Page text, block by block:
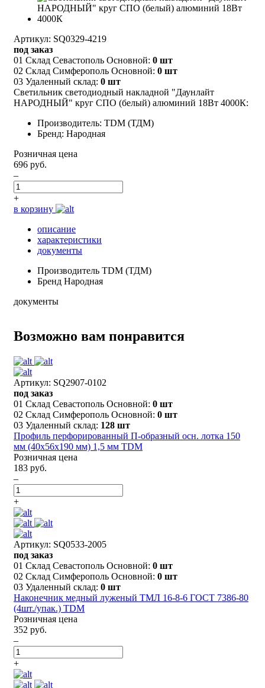
Артикул: SQ0329-4219
под заказ
01 Склад Севастополь Основной: 0 шт
02 Склад Симферополь Основной: 0 шт
03 Удаленный склад: 0 шт
Светильник светодиодный накладной "Даунлайт
НАРОДНЫЙ" круг СПО (белый) алюминий 18Вт 4000К:
Производитель: TDM (ТДМ)
Бренд: Народная
Розничная цена
696 руб.
–
+
в корзину
описание
характеристики
документы
Производитель TDM (ТДМ)
Бренд Народная
документы
Возможно вам понравится
Артикул: SQ2907-0102
под заказ
01 Склад Севастополь Основной: 0 шт
02 Склад Симферополь Основной: 0 шт
03 Удаленный склад: 128 шт
Профиль перфорированный П-образный осн. лотка 150
мм (40х56х190 мм) 1,5 мм TDM
Розничная цена
183 руб.
–
+
Артикул: SQ0533-2005
под заказ
01 Склад Севастополь Основной: 0 шт
02 Склад Симферополь Основной: 0 шт
03 Удаленный склад: 0 шт
Наконечник медный луженый ТМЛ 16-8-6 ГОСТ 7386-80
(4шт./упак.) TDM
Розничная цена
352 руб.
–
+